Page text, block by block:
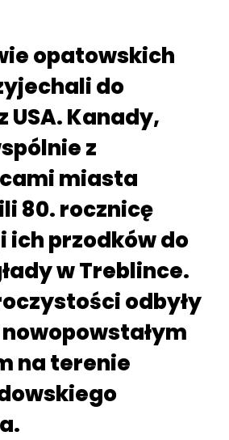
opatowskich
do
USA. Kanady,
z
miasta
80. rocznicę
ich przodków do
w Treblince.
odbyły
na terenie